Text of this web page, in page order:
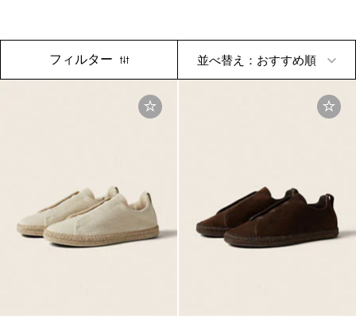
フィルター 並べ替え：おすすめ順